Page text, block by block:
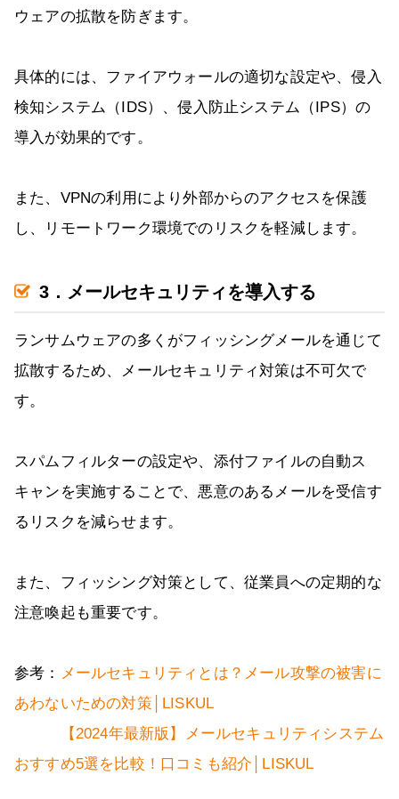
ウェアの拡散を防ぎます。
具体的には、ファイアウォールの適切な設定や、侵入
検知システム（IDS）、侵入防止システム（IPS）の
導入が効果的です。
また、VPNの利用により外部からのアクセスを保護
し、リモートワーク環境でのリスクを軽減します。
3．メールセキュリティを導入する
ランサムウェアの多くがフィッシングメールを通じて
拡散するため、メールセキュリティ対策は不可欠で
す。
スパムフィルターの設定や、添付ファイルの自動ス
キャンを実施することで、悪意のあるメールを受信す
るリスクを減らせます。
また、フィッシング対策として、従業員への定期的な
注意喚起も重要です。
参考： メールセキュリティとは？メール攻撃の被害に
あわないための対策│LISKUL
【2024年最新版】メールセキュリティシステム
おすすめ5選を比較！口コミも紹介│LISKUL